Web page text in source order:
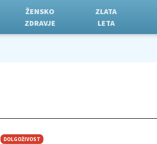
ŽENSKO
ZDRAVJE
ZLATA
LETA
DOLGOŽIVOST